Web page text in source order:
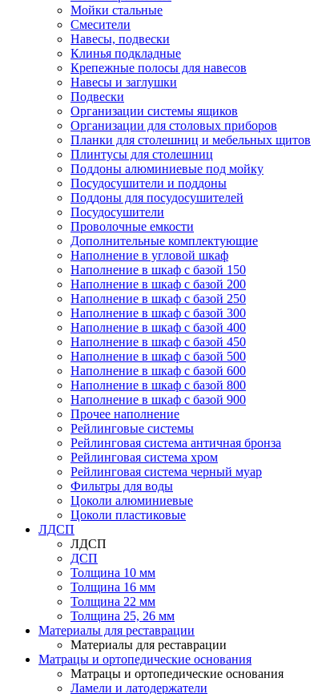
Мойки стальные
Смесители
Навесы, подвески
Клинья подкладные
Крепежные полосы для навесов
Навесы и заглушки
Подвески
Организации системы ящиков
Организации для столовых приборов
Планки для столешниц и мебельных щитов
Плинтусы для столешниц
Поддоны алюминиевые под мойку
Посудосушители и поддоны
Поддоны для посудосушителей
Посудосушители
Проволочные емкости
Дополнительные комплектующие
Наполнение в угловой шкаф
Наполнение в шкаф с базой 150
Наполнение в шкаф с базой 200
Наполнение в шкаф с базой 250
Наполнение в шкаф с базой 300
Наполнение в шкаф с базой 400
Наполнение в шкаф с базой 450
Наполнение в шкаф с базой 500
Наполнение в шкаф с базой 600
Наполнение в шкаф с базой 800
Наполнение в шкаф с базой 900
Прочее наполнение
Рейлинговые системы
Рейлинговая система античная бронза
Рейлинговая система хром
Рейлинговая система черный муар
Фильтры для воды
Цоколи алюминиевые
Цоколи пластиковые
ЛДСП
ЛДСП
ДСП
Толщина 10 мм
Толщина 16 мм
Толщина 22 мм
Толщина 25, 26 мм
Материалы для реставрации
Материалы для реставрации
Матрацы и ортопедические основания
Матрацы и ортопедические основания
Ламели и латодержатели